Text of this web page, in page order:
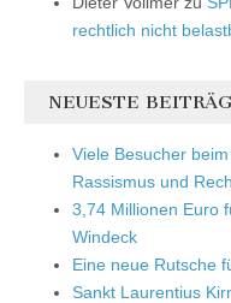
rechtlich nicht
NEUESTE
Viele Besucher
Rassismus und
3,74 Millionen Euro
Windeck
Eine neue Rutsche
Sankt Laurentius